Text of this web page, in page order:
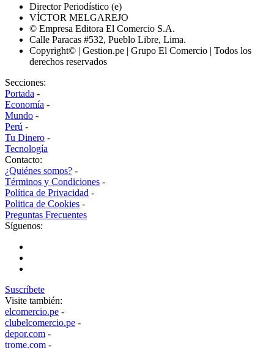
Director Periodístico (e)
VÍCTOR MELGAREJO
© Empresa Editora El Comercio S.A.
Calle Paracas #532, Pueblo Libre, Lima.
Copyright© | Gestion.pe | Grupo El Comercio | Todos los
derechos reservados
Secciones:
Portada -
Economía -
Mundo -
Perú -
Tu Dinero -
Tecnología
Contacto:
¿Quiénes somos? -
Términos y Condiciones -
Política de Privacidad -
Politica de Cookies -
Preguntas Frecuentes
Síguenos:
Suscríbete
Visite también:
elcomercio.pe -
clubelcomercio.pe -
depor.com -
trome.com -